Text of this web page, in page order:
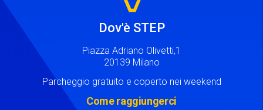
Dov'è STEP
Piazza Adriano Olivetti,1
20139 Milano
Parcheggio gratuito e coperto nei weekend
Come raggiungerci